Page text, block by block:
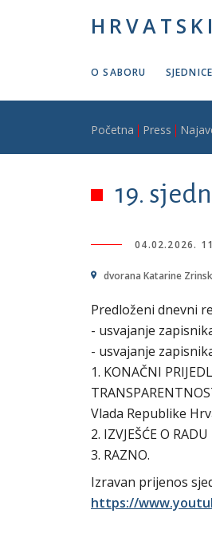
O SABORU SJEDNICE
Početna Press
19.
04.02.2026.
dvorana Katarine
Predloženi dnevni
- usvajanje
- usvajanje
1. KONAČNI
Vlada Republike
2. IZVJEŠĆE O
3. RAZNO.
Izravan prijenos
https://